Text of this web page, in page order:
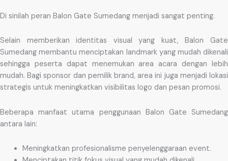
Di sinilah peran Balon Gate Sumedang menjadi sangat penting.
Selain memberikan identitas visual yang kuat, Balon Gate
Sumedang membantu menciptakan landmark yang mudah dikenali
sehingga peserta dapat menemukan area acara dengan lebih
mudah. Bagi sponsor dan pemilik brand, area ini juga menjadi lokasi
strategis untuk meningkatkan visibilitas logo dan pesan promosi.
Beberapa manfaat utama penggunaan Balon Gate Sumedang
antara lain:
Meningkatkan profesionalisme penyelenggaraan event.